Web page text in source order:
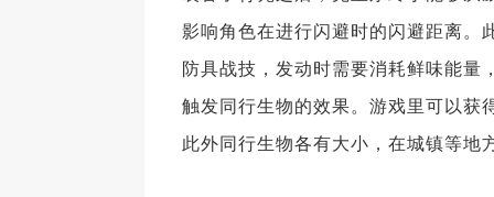
影响角色在进行闪避时的闪避距离。
防具战技，发动时需要消耗鲜味能量
触发同行生物的效果。游戏里可以获
此外同行生物各有大小，在城镇等地